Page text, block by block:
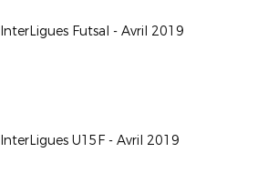
InterLigues Futsal - Avril 2019
InterLigues U15F - Avril 2019